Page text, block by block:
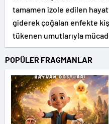
tamamen izole edilen
giderek çoğalan enfekte
tükenen umutlarıyla
POPÜLER FRAGMANLAR